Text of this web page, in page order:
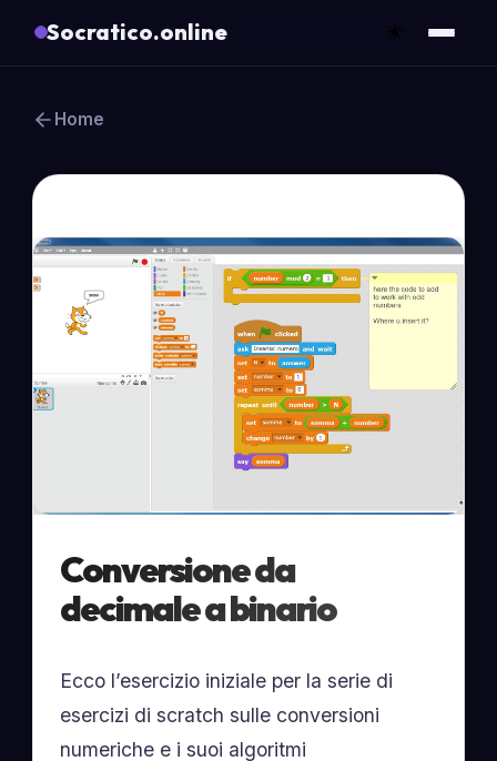
Socratico.online ☀️
Home
Conversione da
decimale a binario
Ecco l’esercizio iniziale per la serie di
esercizi di scratch sulle conversioni
numeriche e i suoi algoritmi